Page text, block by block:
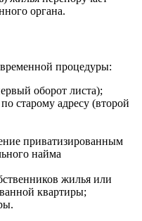
органа.
процедуры:
оборот листа);
старому адресу (второй
приватизированным
найма
жилья или
квартиры;